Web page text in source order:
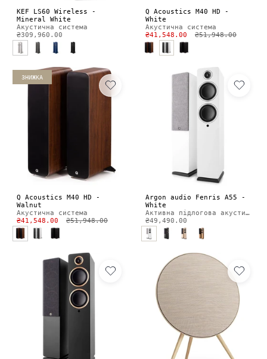
KEF LS60 Wireless -
Mineral White
Акустична система
₴309,960.00
Q Acoustics M40 HD -
White
Акустична система
₴41,548.00
₴51,948.00
ЗНИЖКА
Q Acoustics M40 HD -
Walnut
Акустична система
₴41,548.00
₴51,948.00
Argon audio Fenris A55 -
White
Активна підлогова акустика
₴49,490.00